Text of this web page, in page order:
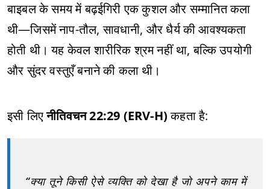
बाइबल के समय में बढ़ईगिरी एक कुशल और सम्मानित कला
थी—जिसमें नाप-तौल, सावधानी, और धैर्य की आवश्यकता
होती थी। यह केवल शारीरिक श्रम नहीं था, बल्कि उपयोगी
और सुंदर वस्तुएँ बनाने की कला थी।
इसी लिएनीतिवचन 22:29 (ERV-H)कहता है:
“क्या तूने किसी ऐसे व्यक्ति को देखा है जो अपने काम में